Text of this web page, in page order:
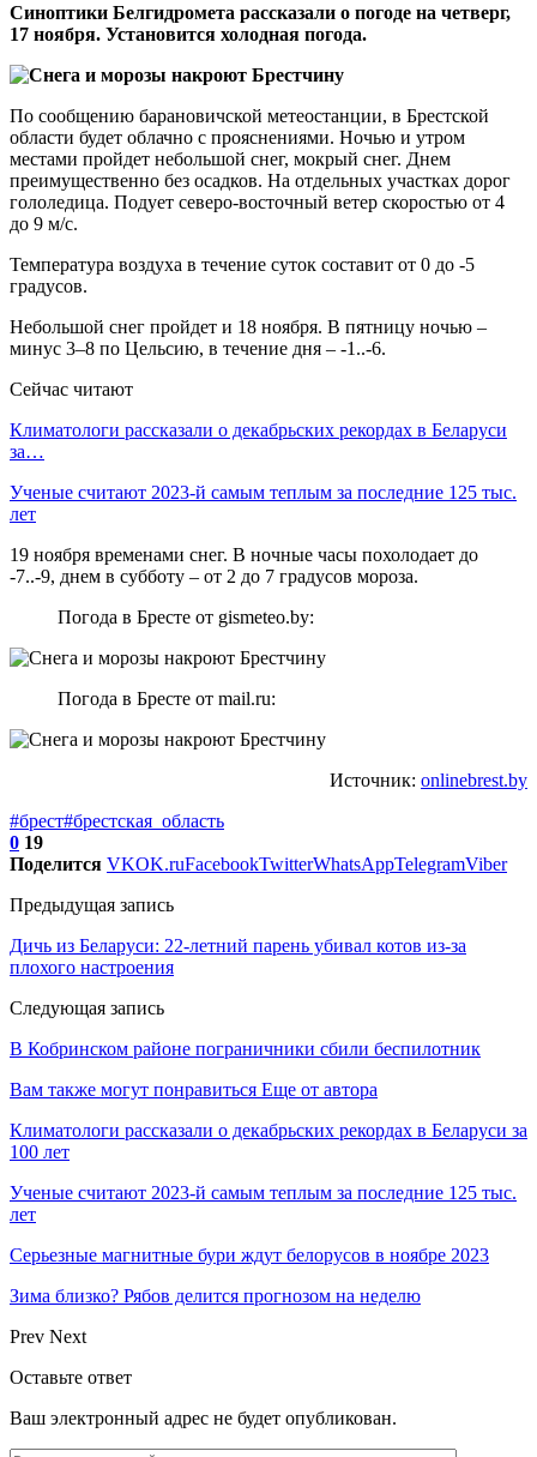
Синоптики Белгидромета рассказали о погоде на четверг,
17 ноября. Установится холодная погода.
По сообщению барановичской метеостанции, в Брестской
области будет облачно с прояснениями. Ночью и утром
местами пройдет небольшой снег, мокрый снег. Днем
преимущественно без осадков. На отдельных участках дорог
гололедица. Подует северо-восточный ветер скоростью от 4
до 9 м/с.
Температура воздуха в течение суток составит от 0 до -5
градусов.
Небольшой снег пройдет и 18 ноября. В пятницу ночью –
минус 3–8 по Цельсию, в течение дня – -1..-6.
Сейчас читают
Климатологи рассказали о декабрьских рекордах в Беларуси
за…
Ученые считают 2023-й самым теплым за последние 125 тыс.
лет
19 ноября временами снег. В ночные часы похолодает до
-7..-9, днем в субботу – от 2 до 7 градусов мороза.
Погода в Бресте от gismeteo.by:
Погода в Бресте от mail.ru:
Источник: onlinebrest.by
#брест#брестская_область
0 19
Поделится VKOK.ruFacebookTwitterWhatsAppTelegramViber
Предыдущая запись
Дичь из Беларуси: 22-летний парень убивал котов из-за
плохого настроения
Следующая запись
В Кобринском районе пограничники сбили беспилотник
Вам также могут понравиться Еще от автора
Климатологи рассказали о декабрьских рекордах в Беларуси за
100 лет
Ученые считают 2023-й самым теплым за последние 125 тыс.
лет
Серьезные магнитные бури ждут белорусов в ноябре 2023
Зима близко? Рябов делится прогнозом на неделю
Prev Next
Оставьте ответ
Ваш электронный адрес не будет опубликован.